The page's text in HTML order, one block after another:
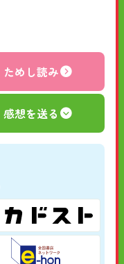
ためし読み
感想を送る